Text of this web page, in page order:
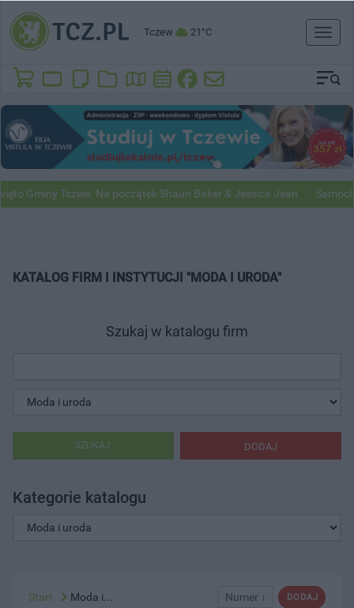
Tczew 21°C
Toggle
Gminy Tczew. Na początek Shaun Baker & Jessica Jean
KATALOG FIRM I INSTYTUCJI "MODA I URODA"
Szukaj w katalogu firm
DODAJ
SZUKAJ
Kategorie katalogu
DODAJ
Numer ↓
Start Moda i...